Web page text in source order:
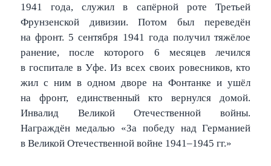
1941 года, служил в сапёрной роте Третьей
Фрунзенской дивизии. Потом был переведён
на фронт. 5 сентября 1941 года получил тяжёлое
ранение, после которого 6 месяцев лечился
в госпитале в Уфе. Из всех своих ровесников, кто
жил с ним в одном дворе на Фонтанке и ушёл
на фронт, единственный кто вернулся домой.
Инвалид Великой Отечественной войны.
Награждён медалью «За победу над Германией
в Великой Отечественной войне 1941–1945 гг.»